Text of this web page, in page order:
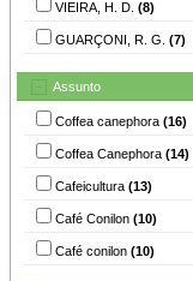
VIEIRA, H. D. (8)
GUARÇONI, R. G. (7)
Assunto
Coffea canephora (16)
Coffea Canephora (14)
Cafeicultura (13)
Café Conilon (10)
Café conilon (10)